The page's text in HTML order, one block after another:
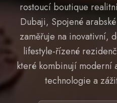
rostoucí boutique
Dubaji, Spojené
zaměřuje na inovativní,
lifestyle-řízené
které kombinují moderní
technologie a